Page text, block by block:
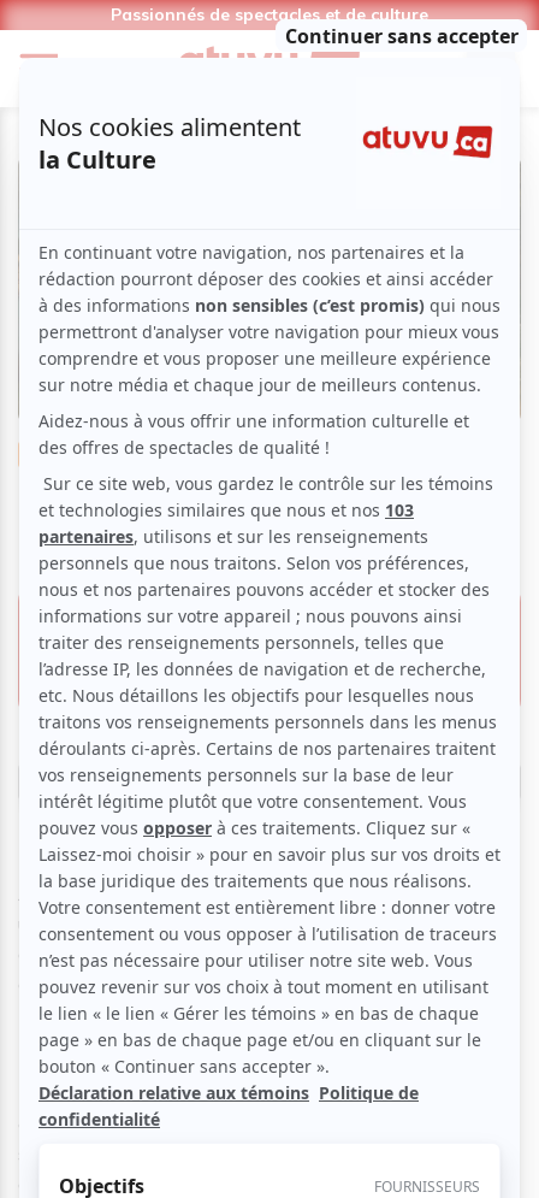
Passionnés de spectacles et de culture
Théâtre Drame
Le diptyque du fleuve
5 février 2026 - 19h30
Espace Libre
1945, rue Fullum,
Montréal
40.00 $
25.00 $
Réserver
Avec « Le diptyque du fleuve », Sébastien Dodge brosse
un portrait empreint d’autodérision de notre système
géopolitique, explorant les mécanismes de corruption qui
ont précipité la chute de la Nouvelle-France.
Portée par l’univers musical de Mathieu David Gagnon
(Flore Laurentienne), l’œuvre se décline en deux temps :
celui de l’histoire, où la guerre plonge un peuple dans la
où un jeune homme aux allures utopistes tente d’aménager